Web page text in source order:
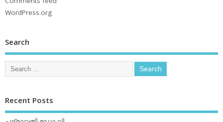
WordPress.org
Search
Recent Posts